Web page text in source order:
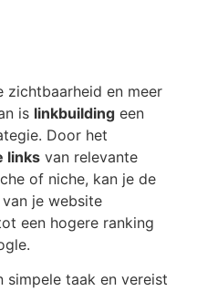
zichtbaarheid en meer
is linkbuilding een
Door het
links van relevante
of niche, kan je de
je website
een hogere ranking
simpele taak en vereist